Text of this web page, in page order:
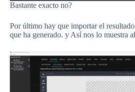
Bastante exacto no?
Por último hay que importar el
que ha generado. y Así nos lo muestra